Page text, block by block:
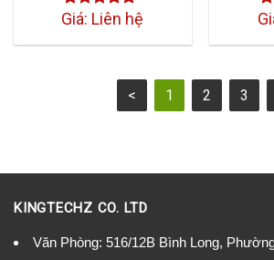
Được xếp
5 sao
Giá: Liên hệ
5
< 1 2 3
KINGTECHZ CO. LTD
Văn Phòng: 516/12B Bình Long,